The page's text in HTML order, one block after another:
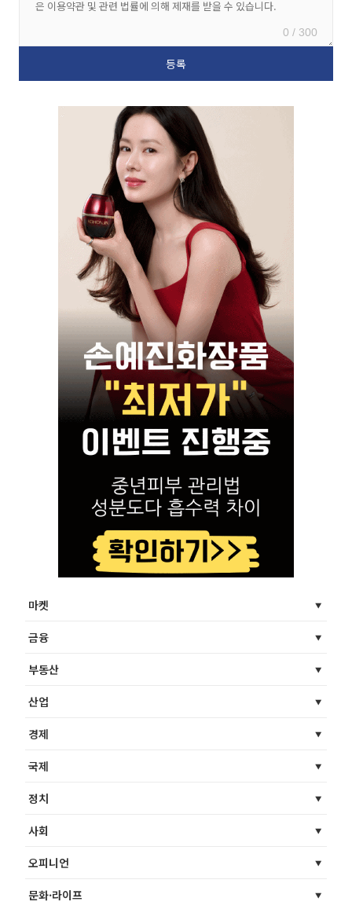
0 / 300
마켓
금융
부동산
산업
경제
국제
정치
사회
오피니언
문화·라이프